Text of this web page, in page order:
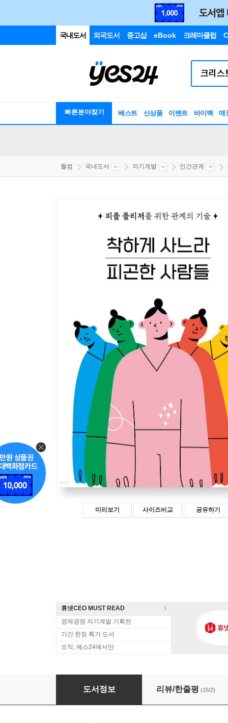
국내도서 외국도서 중고샵 eBook 크레마클럽
빠른분야찾기 베스트 신상품 이벤트 바이백 매
웰컴 국내도서 자기계발 인간관계
미리보기 사이즈비교 공유하기
휴넷CEO MUST READ
경제경영 자기계발 기획전
기간 한정 특가 도서
오직, 예스24에서만
착하게 사느라 피곤한 사람들
도서정보 리뷰/한줄평 (15/2)